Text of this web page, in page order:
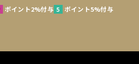
ポイント2%付与
ポイント5%付与